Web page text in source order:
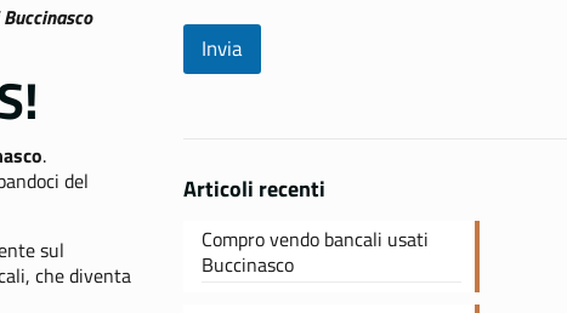
.
del
sul
che diventa
Invia
Articoli recenti
Compro vendo bancali usati
Buccinasco